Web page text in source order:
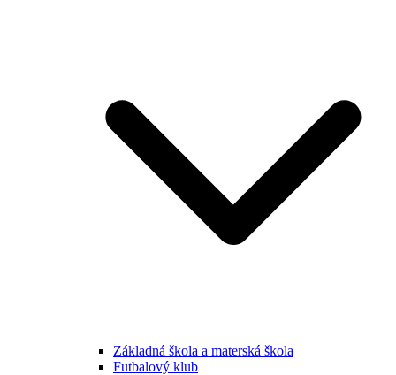
Základná škola a materská škola
Futbalový klub